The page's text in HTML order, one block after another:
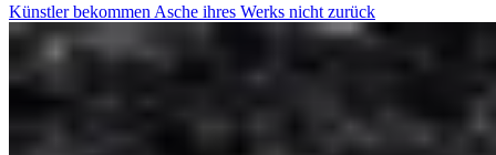
Künstler bekommen Asche ihres Werks nicht zurück